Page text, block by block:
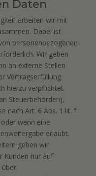
Daten
arbeiten wir mit
Dabei ist
personenbezogenen
Wir geben
an externe Stellen
Vertragserfüllung
hierzu verpflichtet
Steuerbehörden),
nach Art. 6 Abs. 1 lit. f
wenn eine
erlaubt.
geben wir
Kunden nur auf
über